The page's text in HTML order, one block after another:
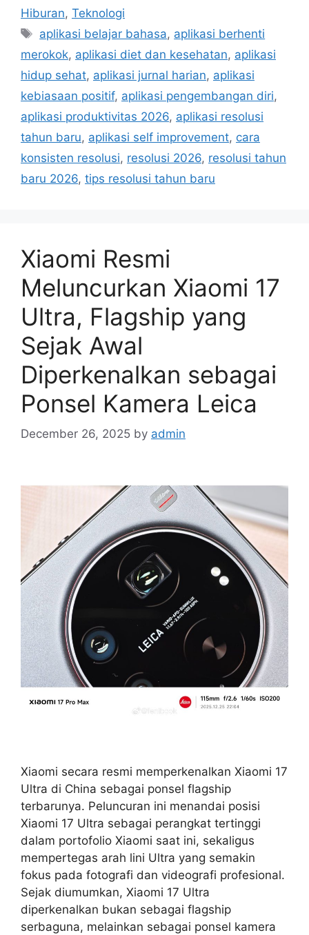
Hiburan, Teknologi
Tags
aplikasi belajar bahasa, aplikasi berhenti
merokok, aplikasi diet dan kesehatan, aplikasi
hidup sehat, aplikasi jurnal harian, aplikasi
kebiasaan positif, aplikasi pengembangan diri,
aplikasi produktivitas 2026, aplikasi resolusi
tahun baru, aplikasi self improvement, cara
konsisten resolusi, resolusi 2026, resolusi tahun
baru 2026, tips resolusi tahun baru
Xiaomi Resmi
Meluncurkan Xiaomi 17
Ultra, Flagship yang
Sejak Awal
Diperkenalkan sebagai
Ponsel Kamera Leica
December 26, 2025 by admin
Xiaomi secara resmi memperkenalkan Xiaomi 17
Ultra di China sebagai ponsel flagship
terbarunya. Peluncuran ini menandai posisi
Xiaomi 17 Ultra sebagai perangkat tertinggi
dalam portofolio Xiaomi saat ini, sekaligus
mempertegas arah lini Ultra yang semakin
fokus pada fotografi dan videografi profesional.
Sejak diumumkan, Xiaomi 17 Ultra
diperkenalkan bukan sebagai flagship
serbaguna, melainkan sebagai ponsel kamera